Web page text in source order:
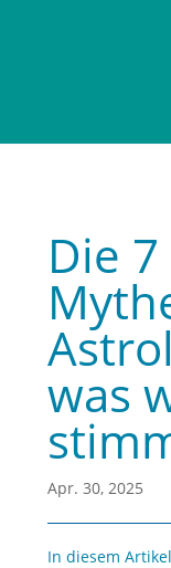
Die
was
Apr. 30, 2025
In diesem